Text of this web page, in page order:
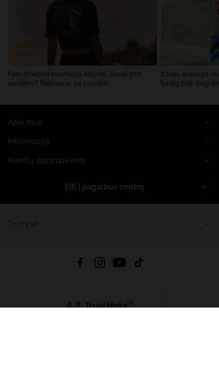
Kaip tinkamai pasiruošti aktyviai dienai prie
vandens? Patariame, ką susidėti
Kodėl apsauga
turėtų būti
Apie mus
Informacija
Klientų aptarnavimas
Eiti į pagalbos centrą
4.8